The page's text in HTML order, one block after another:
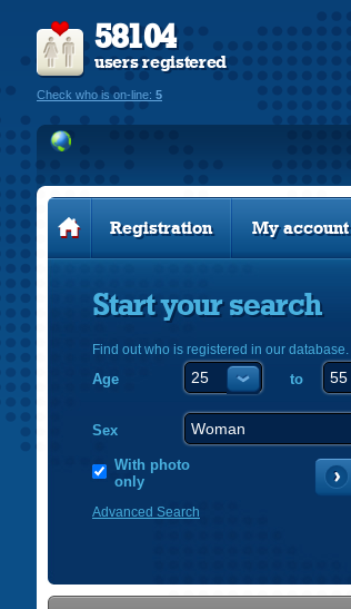
58104
users registered
Check who is on-line: 5
Registration My account
Start your search
Find out who is registered in our database.
Age to
Sex
With photo
only
Advanced Search